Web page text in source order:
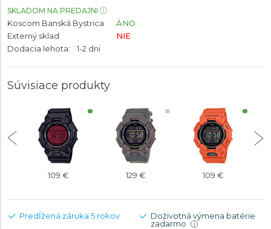
SKLADOM NA PREDAJNI
Koscom Banská Bystrica
ÁNO
Externý sklad
NIE
Dodacia lehota:
1-2 dni
Súvisiace produkty
109 € 129 € 109 €
Predĺžená záruka 5 rokov
Doživotná výmena batérie
zadarmo
i